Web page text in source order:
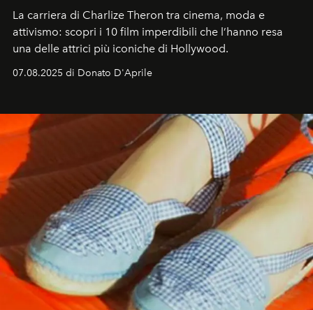
La carriera di Charlize Theron tra cinema, moda e
attivismo: scopri i 10 film imperdibili che l’hanno resa
una delle attrici più iconiche di Hollywood.
07.08.2025 di Donato D'Aprile